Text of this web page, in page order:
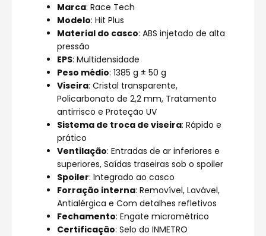
Marca: Race Tech
Modelo: Hit Plus
Material do casco: ABS injetado de alta
pressão
EPS: Multidensidade
Peso médio: 1385 g ± 50 g
Viseira: Cristal transparente,
Policarbonato de 2,2 mm, Tratamento
antirrisco e Proteção UV
Sistema de troca de viseira: Rápido e
prático
Ventilação: Entradas de ar inferiores e
superiores, Saídas traseiras sob o spoiler
Spoiler: Integrado ao casco
Forração interna: Removível, Lavável,
Antialérgica e Com detalhes refletivos
Fechamento: Engate micrométrico
Certificação: Selo do INMETRO